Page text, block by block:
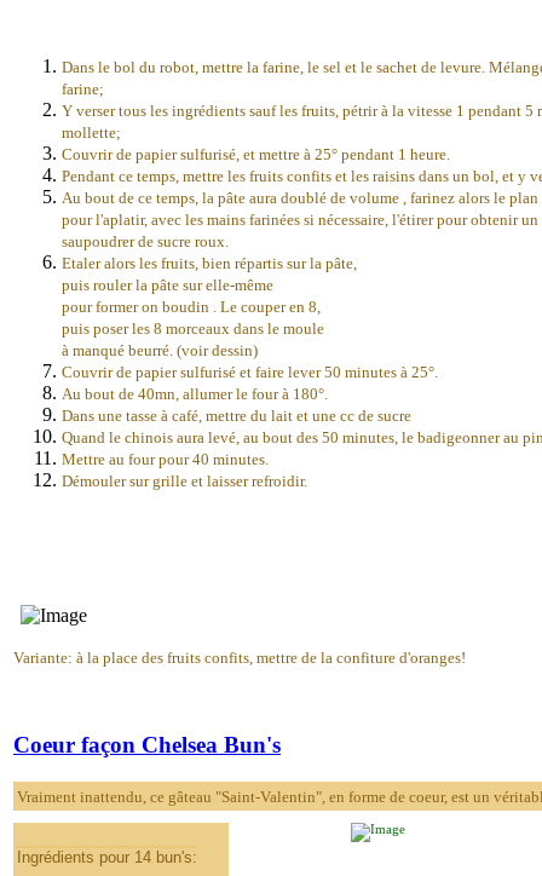
Dans le bol du robot, mettre la farine, le sel et le sachet de levure.
farine;
Y verser tous les ingrédients sauf les fruits, pétrir à la vitesse 1 pendant
mollette;
Couvrir de papier sulfurisé, et mettre à 25° pendant 1 heure.
Pendant ce temps, mettre les fruits confits et les raisins dans un bol, et y
Au bout de ce temps, la pâte aura doublé de volume , farinez alors le
pour l'aplatir, avec les mains farinées si nécessaire, l'étirer pour obtenir
saupoudrer de sucre roux.
Etaler alors les fruits, bien répartis sur la pâte,
puis rouler la pâte sur elle-même
pour former on boudin . Le couper en 8,
puis poser les 8 morceaux dans le moule
à manqué beurré. (voir dessin)
Couvrir de papier sulfurisé et faire lever 50 minutes à 25°.
Au bout de 40mn, allumer le four à 180°.
Dans une tasse à café, mettre du lait et une cc de sucre
Quand le chinois aura levé, au bout des 50 minutes, le badigeonner au
Mettre au four pour 40 minutes.
Démouler sur grille et laisser refroidir.
Variante: à la place des fruits confits, mettre de la confiture d'oranges!
Coeur façon Chelsea Bun's
Vraiment inattendu, ce gâteau "Saint-Valentin", en forme de coeur, est un
Ingrédients pour 14 bun's: